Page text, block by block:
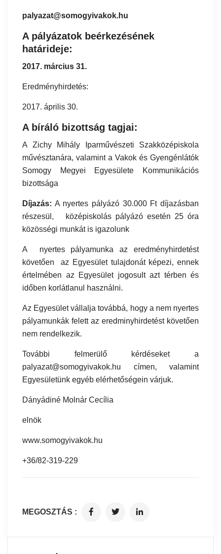
palyazat@somogyivakok.hu
A pályázatok beérkezésének
határideje:
2017. március 31.
Eredményhirdetés:
2017. április 30.
A bíráló bizottság tagjai:
A Zichy Mihály Iparművészeti Szakközépiskola
művésztanára, valamint a Vakok és Gyengénlátók
Somogy Megyei Egyesülete Kommunikációs
bizottsága
Díjazás: A nyertes pályázó 30.000 Ft díjazásban
részesül, középiskolás pályázó esetén 25 óra
közösségi munkát is igazolunk
A nyertes pályamunka az eredményhirdetést
követően az Egyesület tulajdonát képezi, ennek
értelmében az Egyesület jogosult azt térben és
időben korlátlanul használni.
Az Egyesület vállalja továbbá, hogy a nem nyertes
pályamunkák felett az eredminyhirdetést követően
nem rendelkezik.
További felmerülő kérdéseket a
palyazat@somogyivakok.hu címen, valamint
Egyesületünk egyéb elérhetőségein várjuk.
Dányádiné Molnár Cecília
elnök
www.somogyivakok.hu
+36/82-319-229
MEGOSZTÁS :